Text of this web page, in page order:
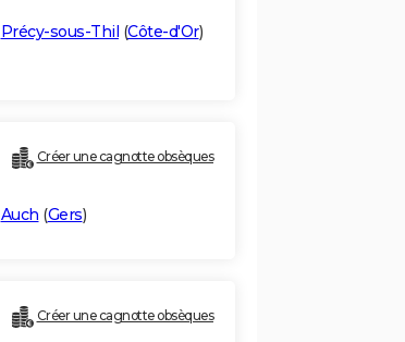
Précy-sous-Thil (Côte-d'Or)
Créer une cagnotte obsèques
Auch (Gers)
Créer une cagnotte obsèques